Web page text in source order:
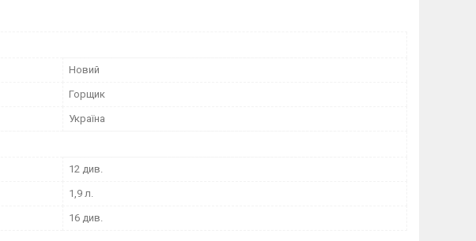
Новий
Горщик
Україна
12 див.
1,9 л.
16 див.